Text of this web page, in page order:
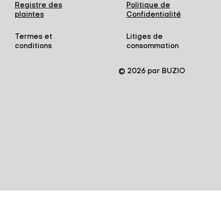
Registre des
plaintes
Politique de
Confidentialité
Termes et
conditions
Litiges de
consommation
© 2026 par BUZIO